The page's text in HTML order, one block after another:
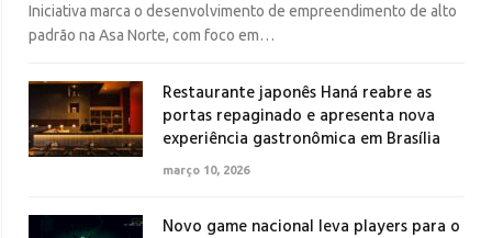
Iniciativa marca o desenvolvimento de empreendimento de alto
padrão na Asa Norte, com foco em…
Restaurante japonês Haná reabre as
portas repaginado e apresenta nova
experiência gastronômica em Brasília
março 10, 2026
Novo game nacional leva players para o